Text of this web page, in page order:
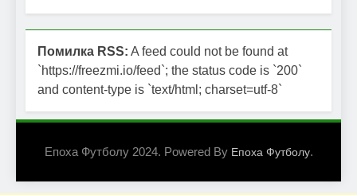
Помилка RSS: A feed could not be found at
`https://freezmi.io/feed`; the status code is `200`
and content-type is `text/html; charset=utf-8`
Епоха Футболу 2024. Powered By Епоха Футболу.